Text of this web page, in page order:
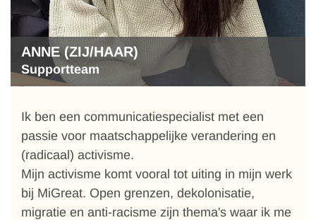
ANNE (ZIJ/HAAR)
Supportteam
Ik ben een communicatiespecialist met een
passie voor maatschappelijke verandering en
(radicaal) activisme.
Mijn activisme komt vooral tot uiting in mijn werk
bij MiGreat. Open grenzen, dekolonisatie,
migratie en anti-racisme zijn thema's waar ik me